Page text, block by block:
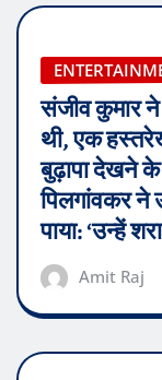
संजीव कुमार ने
थी, एक
बुढ़ापा देखने के
पिलगांवकर ने
पाया: ‘उन्हें
Amit Raj